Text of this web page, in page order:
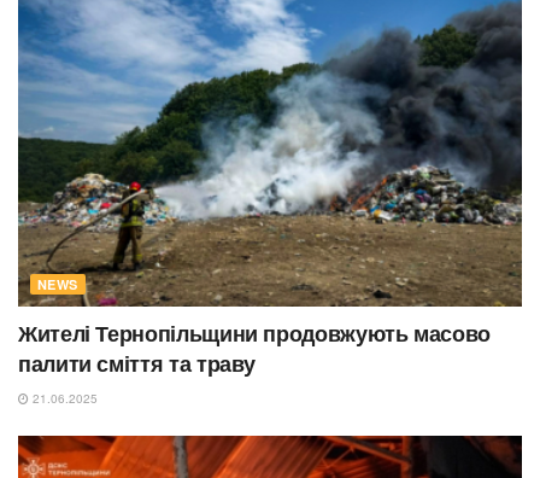
NEWS
Жителі Тернопільщини продовжують масово
палити сміття та траву
21.06.2025